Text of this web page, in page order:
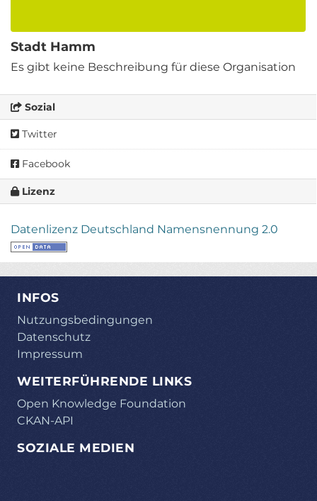
Stadt Hamm
Es gibt keine Beschreibung für diese Organisation
Sozial
Twitter
Facebook
Lizenz
Datenlizenz Deutschland Namensnennung 2.0
INFOS
Nutzungsbedingungen
Datenschutz
Impressum
WEITERFÜHRENDE LINKS
Open Knowledge Foundation
CKAN-API
SOZIALE MEDIEN